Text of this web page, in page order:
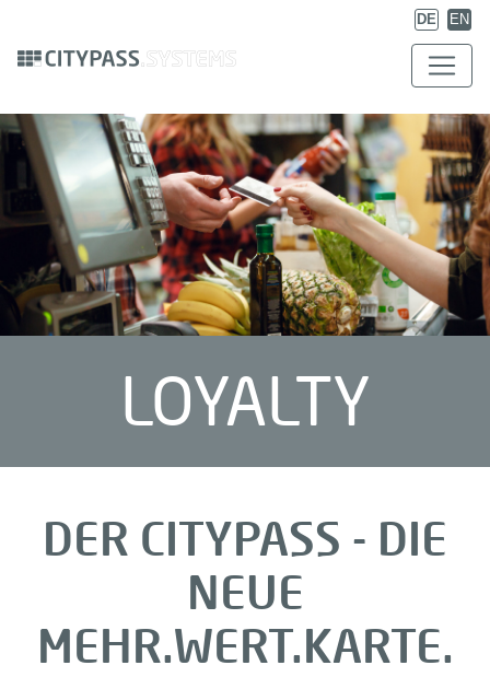
DE EN
LOYALTY
DER CITYPASS - DIE
NEUE
MEHR.WERT.KARTE.